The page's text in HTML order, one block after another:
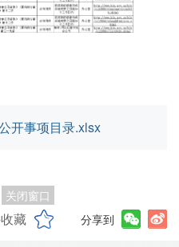
开事项目录.xlsx
关闭窗口
藏 分享到